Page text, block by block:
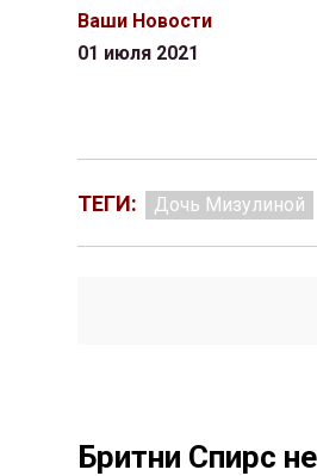
Ваши Новости
01 июля 2021
ТЕГИ: Дочь Мизулиной
Бритни Спирс